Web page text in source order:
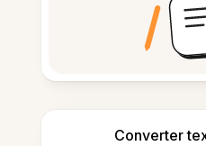
Converter